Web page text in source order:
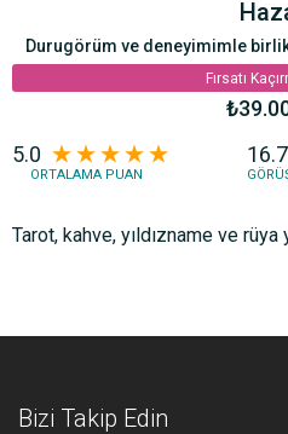
Durugörüm ve deneyimimle
Fırsatı
5.0
ORTALAMA PUAN
Tarot, kahve, yıldızname ve rüya
Bizi Takip Edin